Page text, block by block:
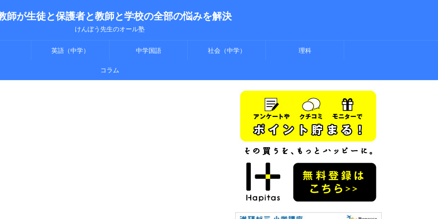
師が生徒と保護者と教師と学校の全部の悩みを解決
けんぼう先生のオール塾
英語（中学） 中学国語 社会（中学） 理科
コラム